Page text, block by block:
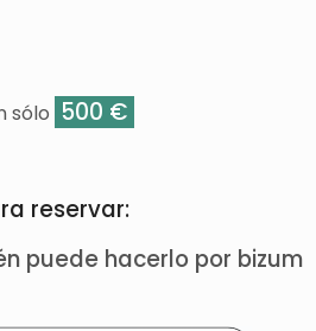
sólo 500 €
reservar:
puede hacerlo por bizum